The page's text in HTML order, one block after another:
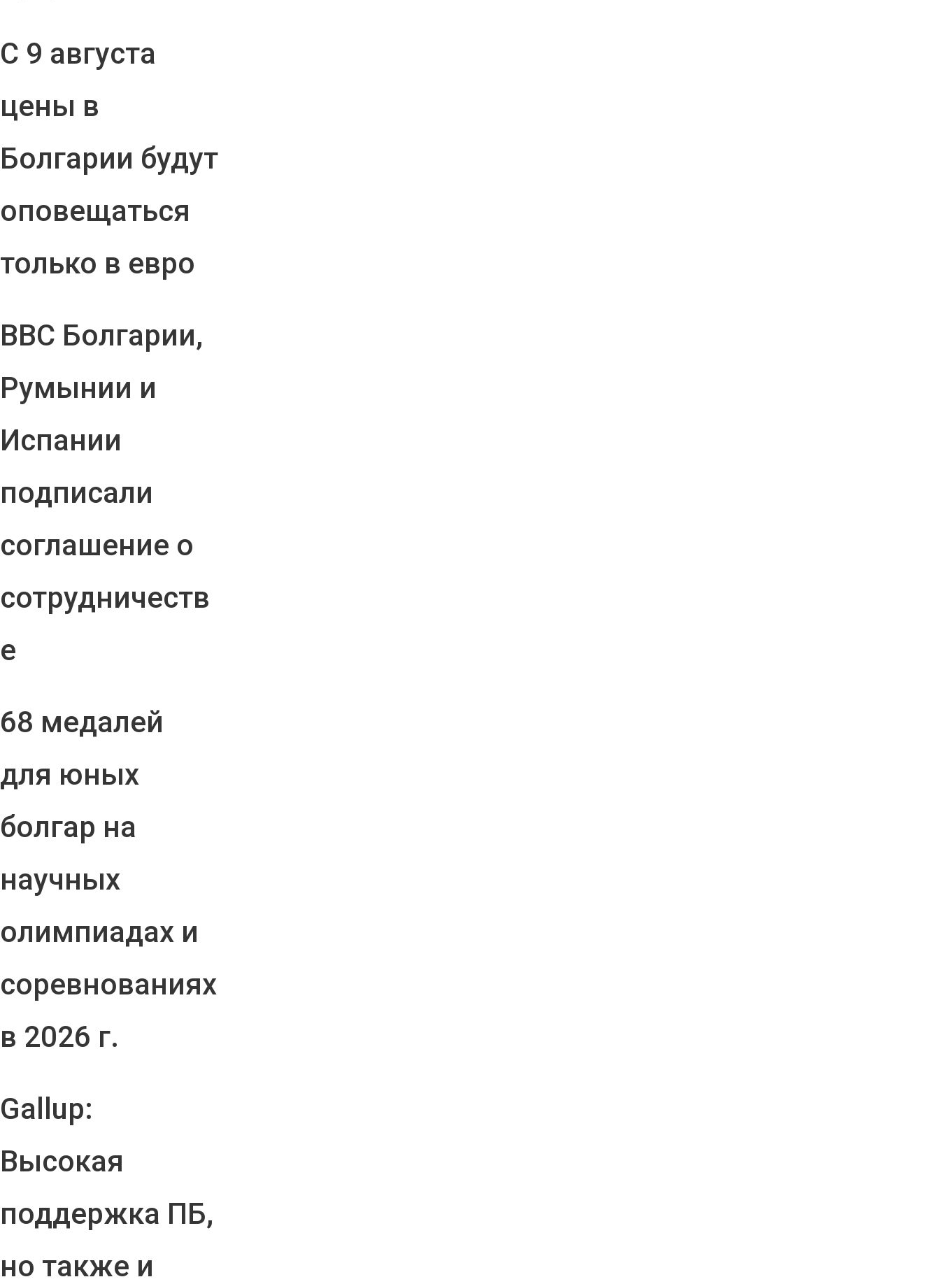
С 9 августа
цены в
Болгарии будут
оповещаться
только в евро
ВВС Болгарии,
Румынии и
Испании
подписали
соглашение о
сотрудничеств
е
68 медалей
для юных
болгар на
научных
олимпиадах и
соревнованиях
в 2026 г.
Gallup:
Высокая
поддержка ПБ,
но также и